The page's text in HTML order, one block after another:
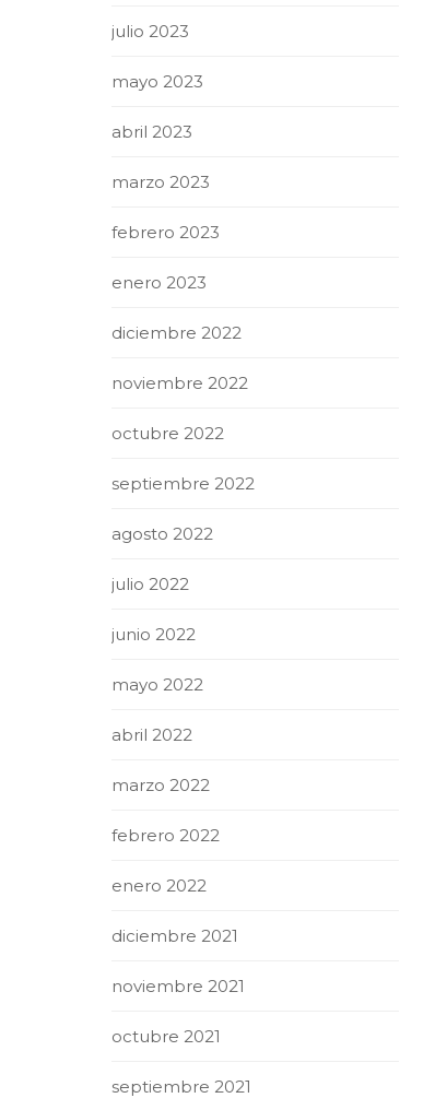
julio 2023
mayo 2023
abril 2023
marzo 2023
febrero 2023
enero 2023
diciembre 2022
noviembre 2022
octubre 2022
septiembre 2022
agosto 2022
julio 2022
junio 2022
mayo 2022
abril 2022
marzo 2022
febrero 2022
enero 2022
diciembre 2021
noviembre 2021
octubre 2021
septiembre 2021